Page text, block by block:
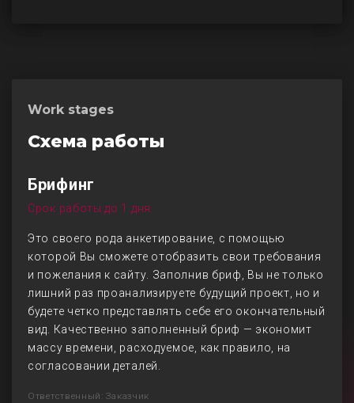
Work stages
Схема работы
Брифинг
Срок работы до 1 дня
Это своего рода анкетирование, с помощью
которой Вы сможете отобразить свои требования
и пожелания к сайту. Заполнив бриф, Вы не только
лишний раз проанализируете будущий проект, но и
будете четко представлять себе его окончательный
вид. Качественно заполненный бриф — экономит
массу времени, расходуемое, как правило, на
согласовании деталей.
Ответственный: Заказчик